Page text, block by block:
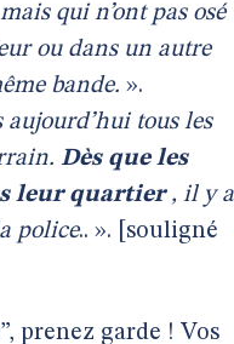
qui n’ont pas osé
ou dans un autre
bande. ».
aujourd’hui tous les
Dès que les
leur quartier , il y a
police.. ». [souligné
prenez garde ! Vos